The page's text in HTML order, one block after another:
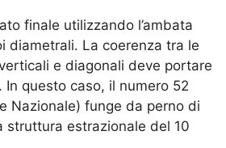
finale utilizzando l’ambata
diametrali. La coerenza tra le
e diagonali deve portare
questo caso, il numero 52
Nazionale) funge da perno di
struttura estrazionale del 10